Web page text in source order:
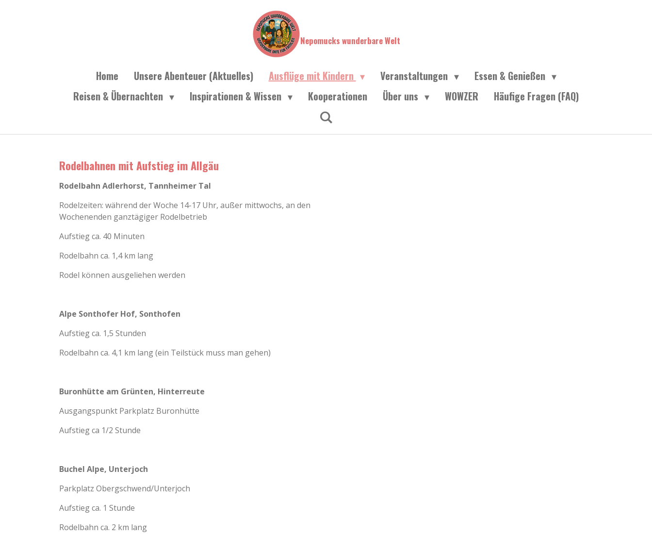
Nepomucks wunderbare Welt
Home Unsere Abenteuer (Aktuelles) Ausflüge mit Kindern Veranstaltungen
Essen & Genießen
Reisen & Übernachten
Inspirationen & Wissen Kooperationen Über uns WOWZER Häufige Fragen (FAQ)
Rodelbahnen mit Aufstieg im Allgäu
Rodelbahn Adlerhorst, Tannheimer Tal
Rodelzeiten: während der Woche 14-17 Uhr, außer mittwochs, an den
Wochenenden ganztägiger Rodelbetrieb
Aufstieg ca. 40 Minuten
Rodelbahn ca. 1,4 km lang
Rodel können ausgeliehen werden
Alpe Sonthofer Hof, Sonthofen
Aufstieg ca. 1,5 Stunden
Rodelbahn ca. 4,1 km lang (ein Teilstück muss man gehen)
Buronhütte am Grünten, Hinterreute
Ausgangspunkt Parkplatz Buronhütte
Aufstieg ca 1/2 Stunde
Buchel Alpe, Unterjoch
Parkplatz Obergschwend/Unterjoch
Aufstieg ca. 1 Stunde
Rodelbahn ca. 2 km lang